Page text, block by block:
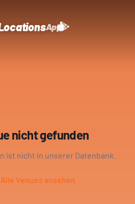
App
nicht gefunden
ist nicht in unserer Datenbank.
Venues ansehen